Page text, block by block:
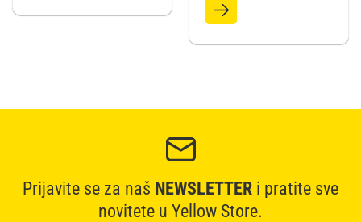
Prijavite se za naš NEWSLETTER i pratite sve
novitete u Yellow Store.